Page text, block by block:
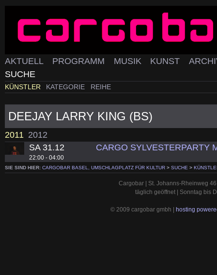
AKTUELL PROGRAMM MUSIK KUNST
SUCHE
KÜNSTLER KATEGORIE REIHE
DEEJAY LARRY KING (BS)
2011 2012
SA 31.12
22:00 - 04:00
CARGO SYLVESTERPARTY
SIE SIND HIER: CARGOBAR BASEL, UMSCHLAGPLATZ FÜR KULTUR > SUCHE >
Cargobar | St. Johanns-Rheinweg
täglich geöffnet | Sonntag bis
© 2009 cargobar gmbh | hosting